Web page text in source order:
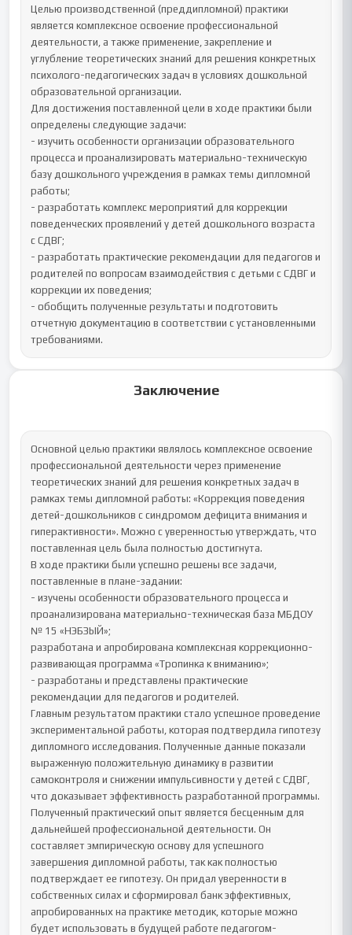
Целью производственной (преддипломной) практики
является комплексное освоение профессиональной
деятельности, а также применение, закрепление и
углубление теоретических знаний для решения конкретных
психолого-педагогических задач в условиях дошкольной
образовательной организации.
Для достижения поставленной цели в ходе практики были
определены следующие задачи:
- изучить особенности организации образовательного
процесса и проанализировать материально-техническую
базу дошкольного учреждения в рамках темы дипломной
работы;
- разработать комплекс мероприятий для коррекции
поведенческих проявлений у детей дошкольного возраста
с СДВГ;
- разработать практические рекомендации для педагогов и
родителей по вопросам взаимодействия с детьми с СДВГ и
коррекции их поведения;
- обобщить полученные результаты и подготовить
отчетную документацию в соответствии с установленными
требованиями.
Заключение
Основной целью практики являлось комплексное освоение
профессиональной деятельности через применение
теоретических знаний для решения конкретных задач в
рамках темы дипломной работы: «Коррекция поведения
детей-дошкольников с синдромом дефицита внимания и
гиперактивности». Можно с уверенностью утверждать, что
поставленная цель была полностью достигнута.
В ходе практики были успешно решены все задачи,
поставленные в плане-задании:
- изучены особенности образовательного процесса и
проанализирована материально-техническая база МБДОУ
№ 15 «НЭБЗЫЙ»;
разработана и апробирована комплексная коррекционно-
развивающая программа «Тропинка к вниманию»;
- разработаны и представлены практические
рекомендации для педагогов и родителей.
Главным результатом практики стало успешное проведение
экспериментальной работы, которая подтвердила гипотезу
дипломного исследования. Полученные данные показали
выраженную положительную динамику в развитии
самоконтроля и снижении импульсивности у детей с СДВГ,
что доказывает эффективность разработанной программы.
Полученный практический опыт является бесценным для
дальнейшей профессиональной деятельности. Он
составляет эмпирическую основу для успешного
завершения дипломной работы, так как полностью
подтверждает ее гипотезу. Он придал уверенности в
собственных силах и сформировал банк эффективных,
апробированных на практике методик, которые можно
будет использовать в будущей работе педагогом-